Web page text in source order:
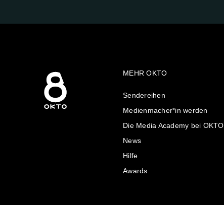
MEHR OKTO
Sendereihen
Medienmacher*in werden
Die Media Academy bei OKTO
News
Hilfe
Awards